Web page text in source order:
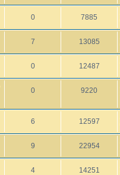
0 7885
7 13085
0 12487
0 9220
6 12597
9 22954
4 14251